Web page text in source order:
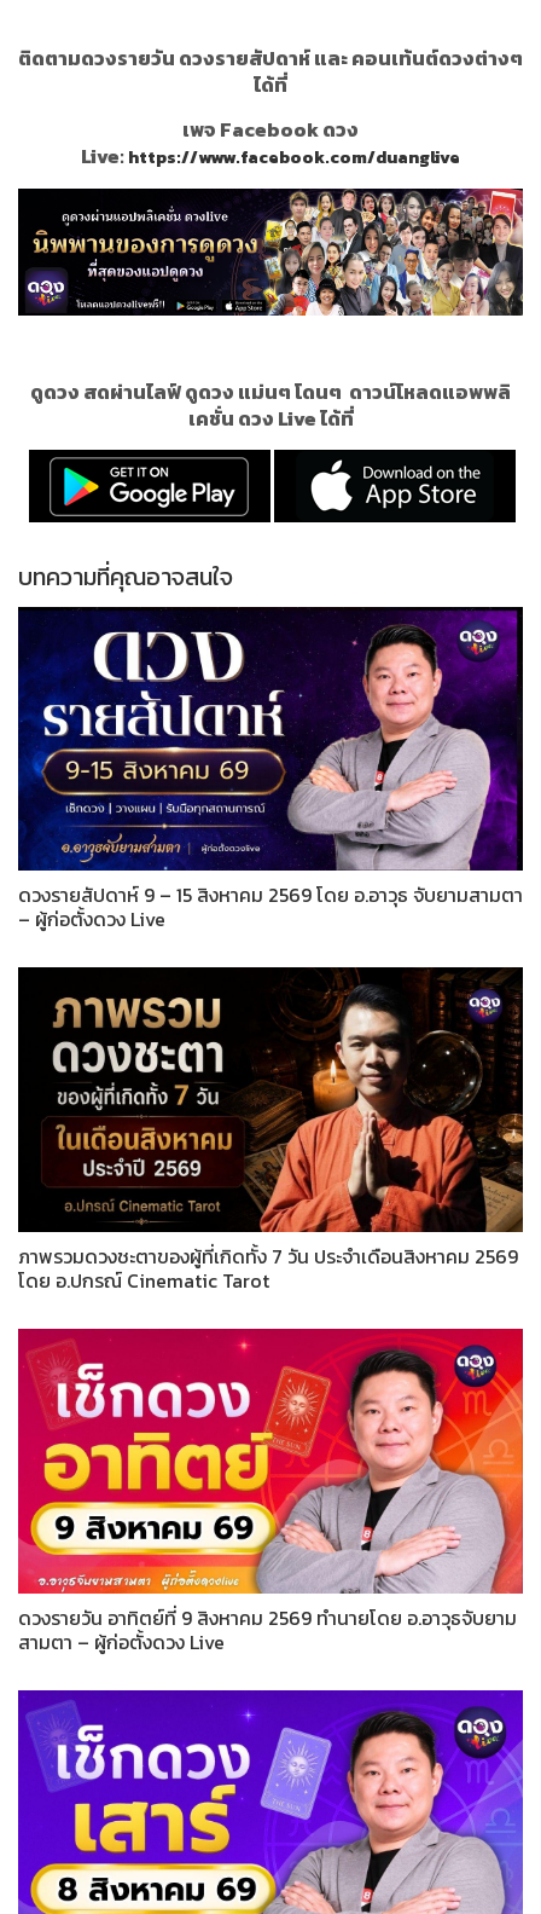
ติดตามดวงรายวัน ดวงรายสัปดาห์ และ คอนเท้นต์ดวงต่างๆ
ได้ที่
เพจ Facebook ดวง
Live:https://www.facebook.com/duanglive
ดูดวง สดผ่านไลฟ์ ดูดวง แม่นๆ โดนๆ ดาวน์โหลดแอพพลิ
เคชั่น ดวง Live ได้ที่
บทความที่คุณอาจสนใจ
ดวงรายสัปดาห์ 9 – 15 สิงหาคม 2569 โดย อ.อาวุธ จับยามสามตา
– ผู้ก่อตั้งดวง Live
ภาพรวมดวงชะตาของผู้ที่เกิดทั้ง 7 วัน ประจำเดือนสิงหาคม 2569
โดย อ.ปกรณ์ Cinematic Tarot
ดวงรายวัน อาทิตย์ที่ 9 สิงหาคม 2569 ทำนายโดย อ.อาวุธจับยาม
สามตา – ผู้ก่อตั้งดวง Live